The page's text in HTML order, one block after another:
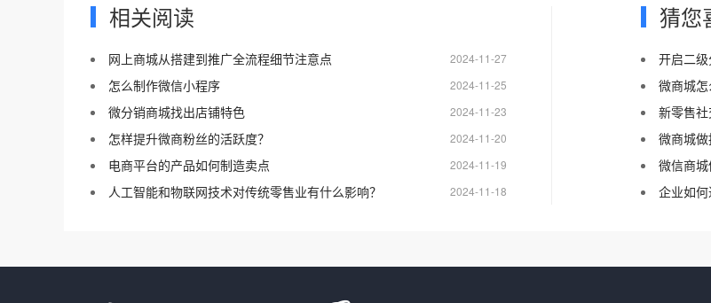
相关阅读
2024-11-27
网上商城从搭建到推广全流程细节注意点
2024-11-25
怎么制作微信小程序
2024-11-23
微分销商城找出店铺特色
2024-11-20
怎样提升微商粉丝的活跃度？
2024-11-19
电商平台的产品如何制造卖点
2024-11-18
人工智能和物联网技术对传统零售业有什么影响？
猜您
开启二
微商城怎
新零售社
微商城做
微信商城
企业如何